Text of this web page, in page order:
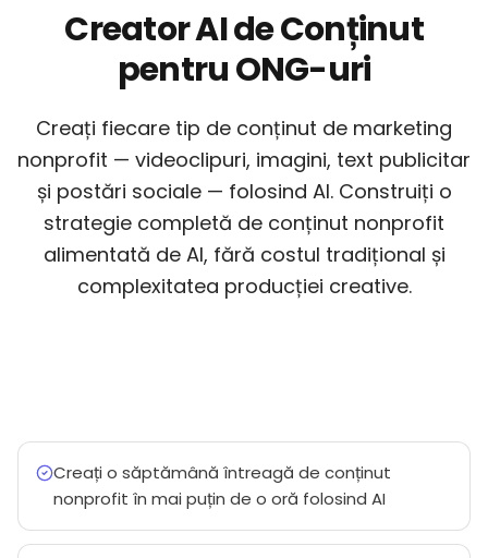
Creator AI de Conținut
pentru ONG-uri
Creați fiecare tip de conținut de marketing
nonprofit — videoclipuri, imagini, text publicitar
și postări sociale — folosind AI. Construiți o
strategie completă de conținut nonprofit
alimentată de AI, fără costul tradițional și
complexitatea producției creative.
Creați o săptămână întreagă de conținut
nonprofit în mai puțin de o oră folosind AI